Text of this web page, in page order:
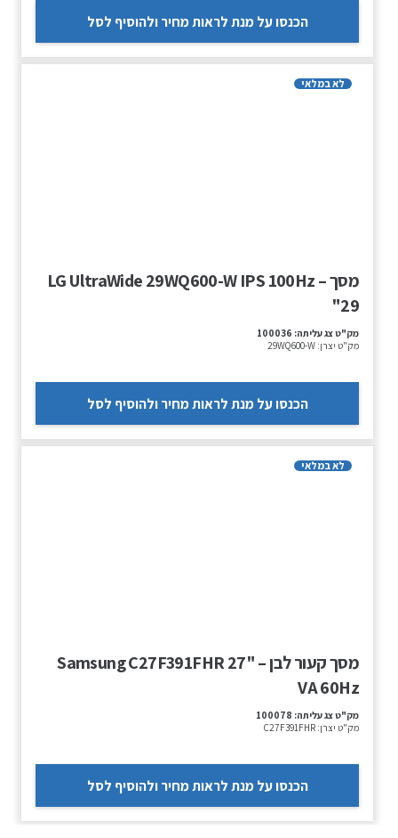
הכנסו על מנת לראות מחיר ולהוסיף לסל
לא במלאי
מסך – LG UltraWide 29WQ600-W IPS 100Hz
"29
מק"ט צג עליתה: 100036
מק"ט יצרן: 29WQ600-W
הכנסו על מנת לראות מחיר ולהוסיף לסל
לא במלאי
מסך קעור לבן – "27 Samsung C27F391FHR
VA 60Hz
מק"ט צג עליתה: 100078
מק"ט יצרן: C27F391FHR
הכנסו על מנת לראות מחיר ולהוסיף לסל